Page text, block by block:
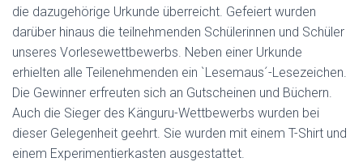
die dazugehörige Urkunde überreicht. Gefeiert wurden
darüber hinaus die teilnehmenden Schülerinnen und Schüler
unseres Vorlesewettbewerbs. Neben einer Urkunde
erhielten alle Teilenehmenden ein `Lesemaus´-Lesezeichen.
Die Gewinner erfreuten sich an Gutscheinen und Büchern.
Auch die Sieger des Känguru-Wettbewerbs wurden bei
dieser Gelegenheit geehrt. Sie wurden mit einem T-Shirt und
einem Experimentierkasten ausgestattet.